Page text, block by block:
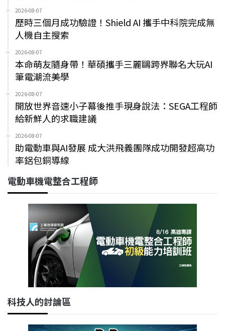
2026-08-07
歷時三個月成功驗證！Shield AI 攜手中科院完成無
人機自主搜索
2026-08-07
本命萌友隨身帶！華碩攜手三麗鷗跨界聯名大玩AI
筆電潮流美學
2026-08-07
開放世界音速小子幕後推手現身說法：SEGA工程師
給新鮮人的求職建議
2026-08-07
助電動車與AI發展 成大洪飛義團隊成功開發超高功
率鋁包銅導線
電動車機電整合工程師
科技人的討論區